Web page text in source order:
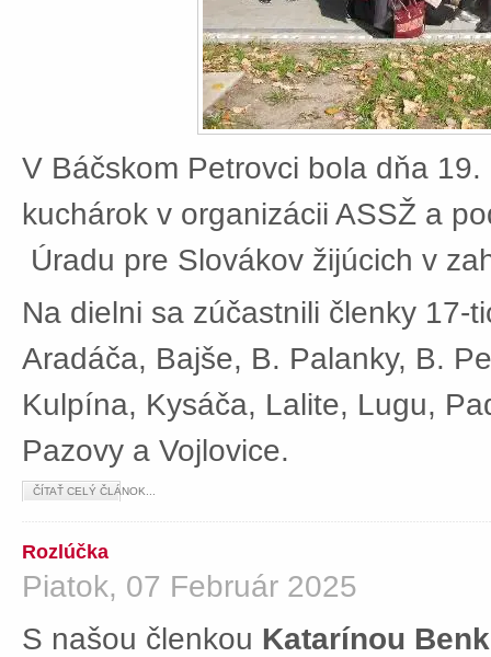
V Báčskom Petrovci bola dňa
kuchárok v organizácii ASSŽ a
Úradu pre Slovákov žijúcich v
Na dielni sa zúčastnili členky 17-
Aradáča, Bajše, B. Palanky, B.
Kulpína, Kysáča, Lalite, Lugu,
Pazovy a Vojlovice.
ČÍTAŤ CELÝ ČLÁNOK...
Rozlúčka
Piatok, 07 Február 2025
S našou členkou Katarínou